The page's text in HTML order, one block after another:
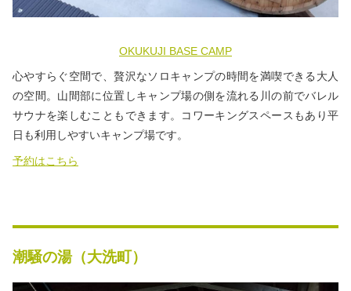
OKUKUJI BASE CAMP
心やすらぐ空間で、贅沢なソロキャンプの時間を満喫できる大人
の空間。山間部に位置しキャンプ場の側を流れる川の前でバレル
サウナを楽しむこともできます。コワーキングスペースもあり平
日も利用しやすいキャンプ場です。
予約はこちら
潮騒の湯（大洗町）